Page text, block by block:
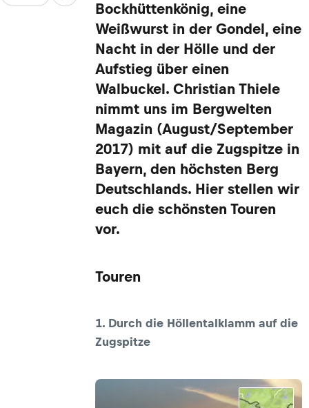
Bockhüttenkönig, eine
Weißwurst in der Gondel, eine
Nacht in der Hölle und der
Aufstieg über einen
Walbuckel. Christian Thiele
nimmt uns im Bergwelten
Magazin (August/September
2017) mit auf die Zugspitze in
Bayern, den höchsten Berg
Deutschlands. Hier stellen wir
euch die schönsten Touren
vor.
Touren
1. Durch die Höllentalklamm auf die
Zugspitze